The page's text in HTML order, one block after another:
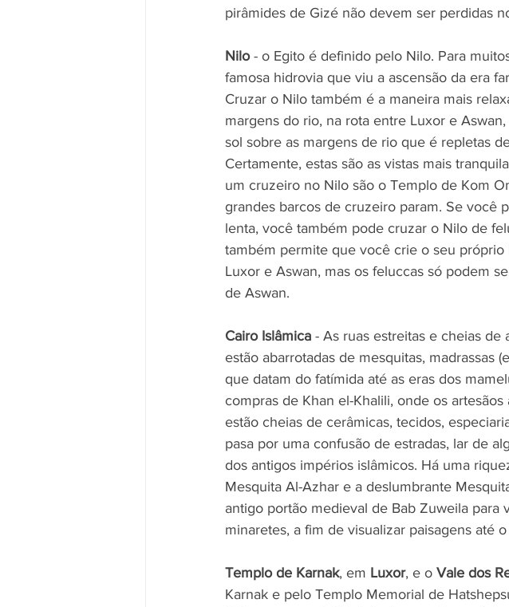
pirâmides de Gizé não devem ser perdidas
Nilo - o Egito é definido pelo Nilo. Para
famosa hidrovia que viu a ascensão da era
Cruzar o Nilo também é a maneira mais
margens do rio, na rota entre Luxor e
sol sobre as margens de rio que é repletas
Certamente, estas são as vistas mais
um cruzeiro no Nilo são o Templo de Kom
grandes barcos de cruzeiro param. Se você
lenta, você também pode cruzar o Nilo de
também permite que você crie o seu
Luxor e Aswan, mas os feluccas só podem
de Aswan.
Cairo Islâmica - As ruas estreitas e cheias
estão abarrotadas de mesquitas, madrassas
que datam do fatímida até as eras dos
compras de Khan el-Khalili, onde os
estão cheias de cerâmicas, tecidos,
pasa por uma confusão de estradas, lar de
dos antigos impérios islâmicos. Há uma
Mesquita Al-Azhar e a deslumbrante
antigo portão medieval de Bab Zuweila para
minaretes, a fim de visualizar paisagens até
Templo de Karnak, em Luxor, e o Vale dos
Karnak e pelo Templo Memorial de